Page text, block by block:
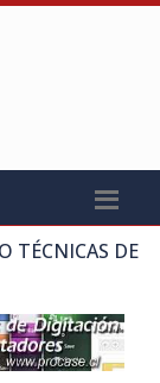
TÉCNICAS DE